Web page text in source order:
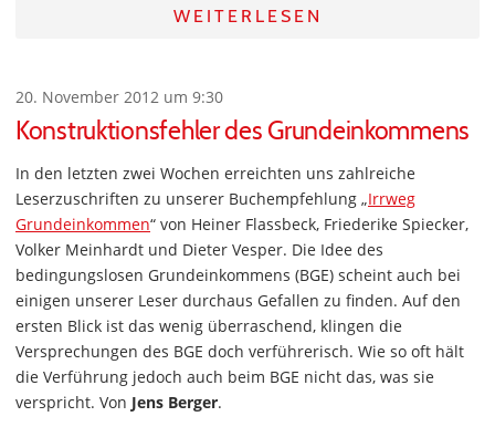
WEITERLESEN
20. November 2012 um 9:30
Konstruktionsfehler des Grundeinkommens
In den letzten zwei Wochen erreichten uns zahlreiche
Leserzuschriften zu unserer Buchempfehlung „Irrweg
Grundeinkommen“ von Heiner Flassbeck, Friederike Spiecker,
Volker Meinhardt und Dieter Vesper. Die Idee des
bedingungslosen Grundeinkommens (BGE) scheint auch bei
einigen unserer Leser durchaus Gefallen zu finden. Auf den
ersten Blick ist das wenig überraschend, klingen die
Versprechungen des BGE doch verführerisch. Wie so oft hält
die Verführung jedoch auch beim BGE nicht das, was sie
verspricht. Von Jens Berger.